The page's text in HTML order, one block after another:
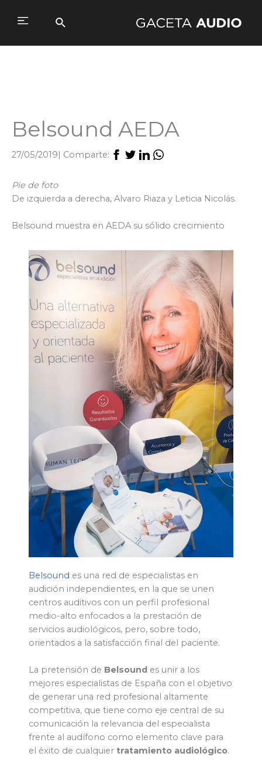
Buscar
Belsound AEDA
27/05/2019| Comparte:
Pie de foto
De izquierda a derecha, Alvaro Riaza y Leticia Nicolás.
Belsound muestra en AEDA su sólido crecimiento
Belsound es una red de especialistas en
audición independientes, en la que se unen
centros auditivos con un perfil profesional
medio-alto enfocados a la prestación de
servicios audiológicos, pero, sobre todo,
orientados a la satisfacción final del paciente.
La pretensión de Belsound es unir a los
mejores especialistas de España con el objetivo
de generar una red profesional altamente
competitiva, que tiene como eje central de su
comunicación la relevancia del especialista
frente al audífono como elemento clave para
el éxito de cualquiertratamiento audiológico.